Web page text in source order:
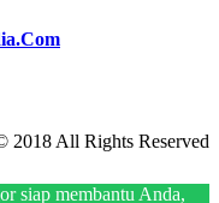
2018 All Rights Reserved
siap membantu Anda,